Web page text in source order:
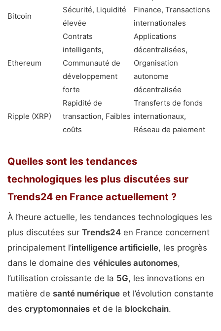
Bitcoin
Sécurité, Liquidité
élevée
Finance, Transactions
internationales
Ethereum
Contrats
intelligents,
Communauté de
développement
forte
Applications
décentralisées,
Organisation
autonome
décentralisée
Ripple (XRP)
Rapidité de
transaction, Faibles
coûts
Transferts de fonds
internationaux,
Réseau de paiement
Quelles sont les tendances
technologiques les plus discutées sur
Trends24 en France actuellement ?
À l’heure actuelle, les tendances technologiques les
plus discutées sur Trends24 en France concernent
principalement l’intelligence artificielle, les progrès
dans le domaine des véhicules autonomes,
l’utilisation croissante de la 5G, les innovations en
matière de santé numérique et l’évolution constante
des cryptomonnaies et de la blockchain.